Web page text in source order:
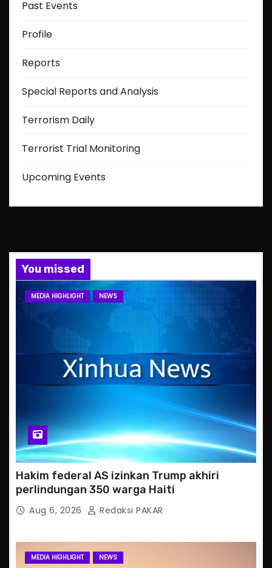
Past Events
Profile
Reports
Special Reports and Analysis
Terrorism Daily
Terrorist Trial Monitoring
Upcoming Events
You missed
MEDIA HIGHLIGHT NEWS
Hakim federal AS izinkan Trump akhiri
perlindungan 350 warga Haiti
Aug 6, 2026 Redaksi PAKAR
MEDIA HIGHLIGHT NEWS